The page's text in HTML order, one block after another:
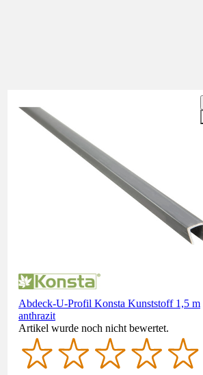
Abdeck-U-Profil Konsta Kunststoff 1,5 m
anthrazit
Artikel wurde noch nicht bewertet.